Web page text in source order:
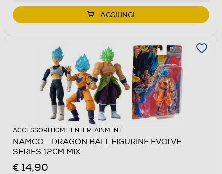
AGGIUNGI
ACCESSORI HOME ENTERTAINMENT
NAMCO - DRAGON BALL FIGURINE EVOLVE
SERIES 12CM MIX
€ 14,90